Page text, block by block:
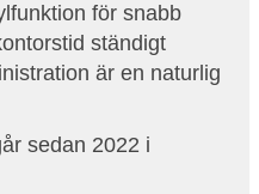
för snabb
ständigt
är en naturlig
sedan 2022 i